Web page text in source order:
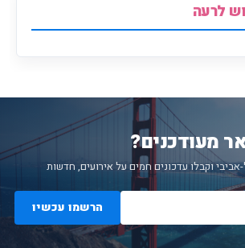
לרעה
מעודכנים?
וקבלו עדכונים חמים על אירועים, חדשות
הרשמו עכשיו